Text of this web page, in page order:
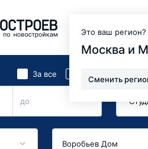
Это ваш регион?
Москва и
Сменить
За все За м
до